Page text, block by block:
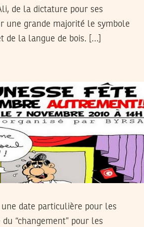
de la dictature pour ses
une grande majorité le symbole
de la langue de bois. […]
une date particulière pour les
“changement” pour les